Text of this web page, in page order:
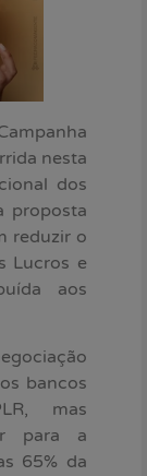
nesta
dos
proposta
reduzir o
Lucros e
aos
bancos
mas
para a
65% da